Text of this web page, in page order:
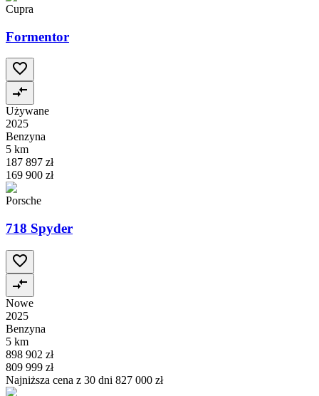
Cupra
Formentor
Używane
2025
Benzyna
5 km
187 897 zł
169 900 zł
Porsche
718 Spyder
Nowe
2025
Benzyna
5 km
898 902 zł
809 999 zł
Najniższa cena z 30 dni 827 000 zł